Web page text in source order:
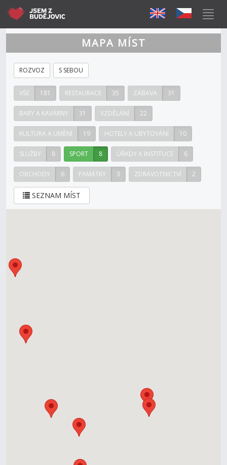
MAPA MÍST
ROZVOZ S SEBOU
VŠE 181 RESTAURACE 35 ZÁBAVA 31
BARY A KAVÁRNY 31 VZDĚLÁNÍ 22
KULTURA A UMĚNÍ 19 HOTELY A UBYTOVÁNÍ 10
SLUŽBY 8 SPORT 8 ÚŘADY A INSTITUCE 6
OBCHODY 6 PAMÁTKY 3 ZDRAVOTNICTVÍ 2
SEZNAM MÍST